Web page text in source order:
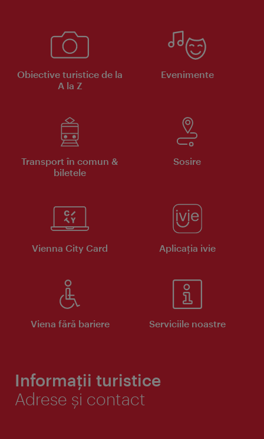
Obiective turistice de la
A la Z
Evenimente
Transport în comun &
biletele
Sosire
Vienna City Card Aplicaţia ivie
Viena fără bariere Serviciile noastre
Informații turistice
Adrese și contact